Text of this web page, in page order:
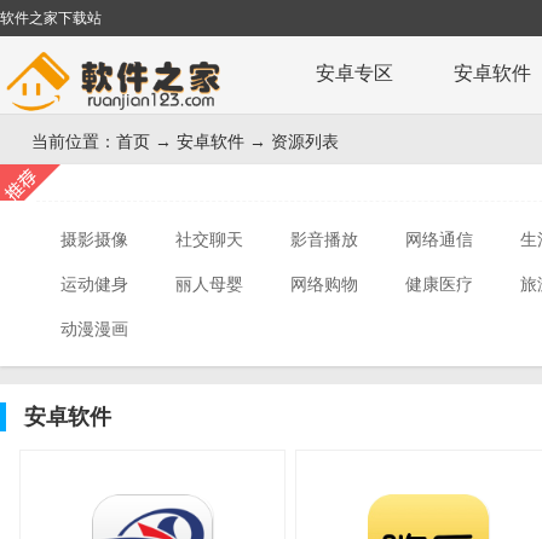
软件之家下载站
安卓专区 安卓软件
当前位置： 首页 → 安卓软件 → 资源列表
摄影摄像 社交聊天 影音播放 网络通信 生
运动健身 丽人母婴 网络购物 健康医疗 旅
动漫漫画
安卓软件